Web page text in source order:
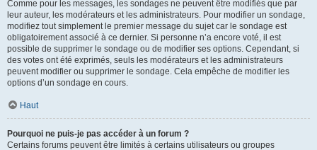
Comme pour les messages, les sondages ne peuvent être modifiés que par
leur auteur, les modérateurs et les administrateurs. Pour modifier un sondage,
modifiez tout simplement le premier message du sujet car le sondage est
obligatoirement associé à ce dernier. Si personne n’a encore voté, il est
possible de supprimer le sondage ou de modifier ses options. Cependant, si
des votes ont été exprimés, seuls les modérateurs et les administrateurs
peuvent modifier ou supprimer le sondage. Cela empêche de modifier les
options d’un sondage en cours.
Haut
Pourquoi ne puis-je pas accéder à un forum ?
Certains forums peuvent être limités à certains utilisateurs ou groupes